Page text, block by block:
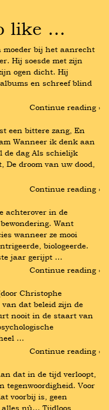
like …
bij het aanrecht
Hij soesde met zijn
ogen dicht. Hij
en schreef blind
Continue reading ›
een bittere zang, En
Wanneer ik denk aan
de dag Als schielijk
droom van uw dood,
Continue reading ›
achterover in de
Want
wanneer ze mooi
biologeerde.
jaar gerijpt …
Continue reading ›
Christophe
van dat beleid zijn de
nooit in de staart van
…
Continue reading ›
dat in de tijd verloopt,
tegenwoordigheid. Voor
voorbij is, geen
alles nù… Tijdloos